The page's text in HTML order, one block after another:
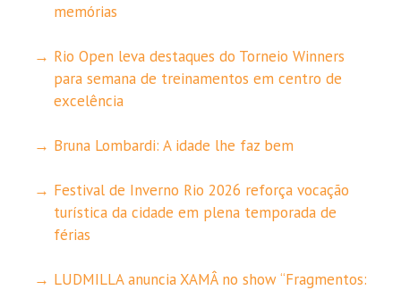
memórias
Rio Open leva destaques do Torneio Winners
para semana de treinamentos em centro de
excelência
Bruna Lombardi: A idade lhe faz bem
Festival de Inverno Rio 2026 reforça vocação
turística da cidade em plena temporada de
férias
LUDMILLA anuncia XAMÂ no show “Fragmentos: